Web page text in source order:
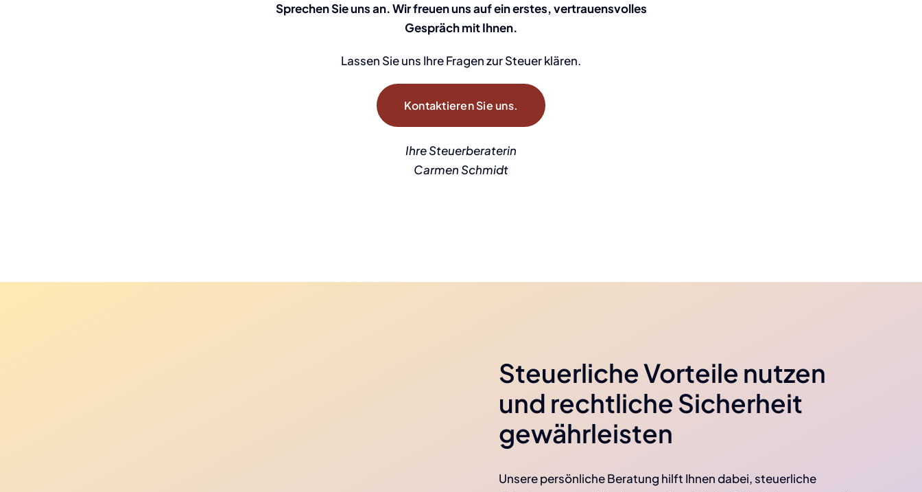
Sprechen Sie uns an. Wir freuen uns auf ein erstes, vertrauensvolles
Gespräch mit Ihnen.
Lassen Sie uns Ihre Fragen zur Steuer klären.
Kontaktieren Sie uns.
Ihre Steuerberaterin
Carmen Schmidt
Steuerliche Vorteile nutzen
und rechtliche Sicherheit
gewährleisten
Unsere persönliche Beratung hilft Ihnen dabei, steuerliche